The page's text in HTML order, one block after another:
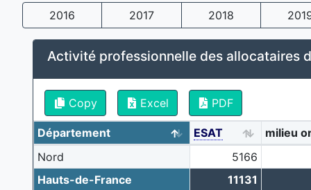
2016 2017 2018
Activité professionnelle des allocataires
Copy Excel PDF
Département ESAT
milieu
Nord
5166
Hauts-de-France
11131